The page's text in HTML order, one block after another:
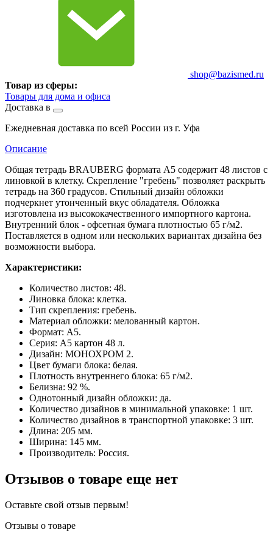
shop@bazismed.ru
Товар из сферы:
Товары для дома и офиса
Доставка в
Ежедневная доставка по всей России из г. Уфа
Описание
Общая тетрадь BRAUBERG формата А5 содержит 48 листов с
линовкой в клетку. Скрепление "гребень" позволяет раскрыть
тетрадь на 360 градусов. Стильный дизайн обложки
подчеркнет утонченный вкус обладателя. Обложка
изготовлена из высококачественного импортного картона.
Внутренний блок - офсетная бумага плотностью 65 г/м2.
Поставляется в одном или нескольких вариантах дизайна без
возможности выбора.
Характеристики:
Количество листов: 48.
Линовка блока: клетка.
Тип скрепления: гребень.
Материал обложки: мелованный картон.
Формат: А5.
Серия: А5 картон 48 л.
Дизайн: МОНОХРОМ 2.
Цвет бумаги блока: белая.
Плотность внутреннего блока: 65 г/м2.
Белизна: 92 %.
Однотонный дизайн обложки: да.
Количество дизайнов в минимальной упаковке: 1 шт.
Количество дизайнов в транспортной упаковке: 3 шт.
Длина: 205 мм.
Ширина: 145 мм.
Производитель: Россия.
Отзывов о товаре еще нет
Оставьте свой отзыв первым!
Отзывы о товаре